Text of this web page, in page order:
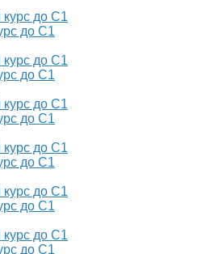
до С1
до С1
до С1
до С1
до С1
до С1